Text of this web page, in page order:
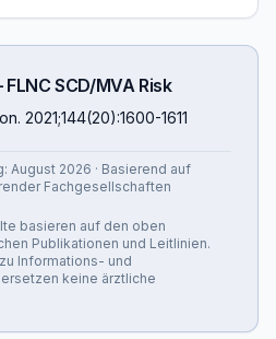
FLNC SCD/MVA Risk
2021;144(20):1600-1611
August 2026 · Basierend auf
Fachgesellschaften
basieren auf den oben
Publikationen und Leitlinien.
Informations- und
keine ärztliche